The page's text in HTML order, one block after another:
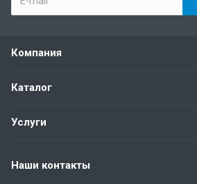
Компания
Каталог
Услуги
Наши контакты